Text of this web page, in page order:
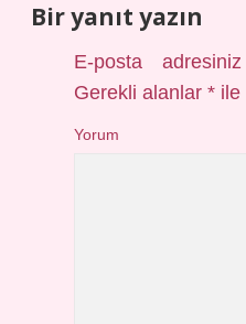
Bir yanıt yazın
E-posta adresiniz
Gerekli alanlar* ile
Yorum